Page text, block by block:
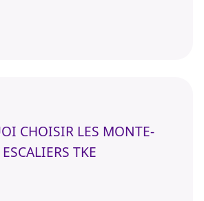
CHOISIR LES MONTE-
ESCALIERS TKE